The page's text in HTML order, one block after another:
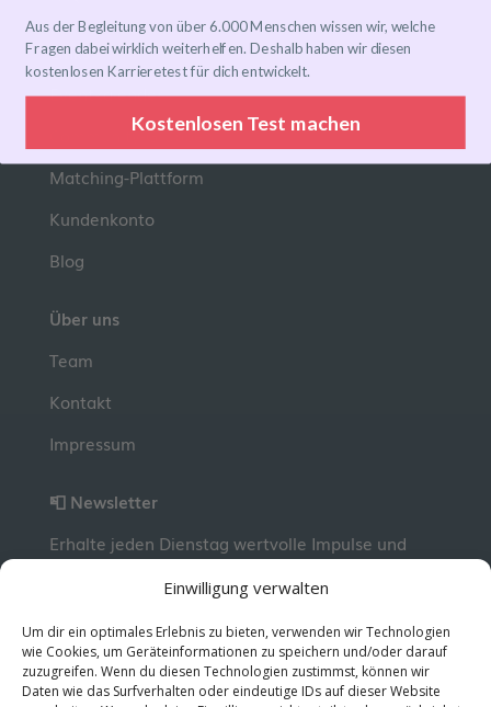
Einwilligung verwalten
Um dir ein optimales Erlebnis zu bieten, verwenden wir Technologien
wie Cookies, um Geräteinformationen zu speichern und/oder darauf
zuzugreifen. Wenn du diesen Technologien zustimmst, können wir
Daten wie das Surfverhalten oder eindeutige IDs auf dieser Website
Links
Eventkalender
Community-Gruppen
Matching-Plattform
Kundenkonto
Blog
Über uns
Team
Kontakt
Impressum
📮 Newsletter
Erhalte jeden Dienstag wertvolle Impulse und
kostenlos abonnieren!
© 2026 MentorMe. Alle Rechte vorbehalten.
Aus der Begleitung von über 6.000 Menschen wissen wir, welche
Fragen dabei wirklich weiterhelfen. Deshalb haben wir diesen
kostenlosen Karrieretest für dich entwickelt.
Kostenlosen Test machen